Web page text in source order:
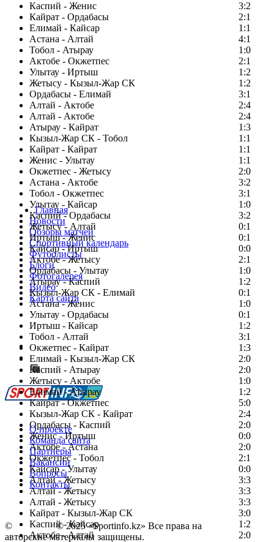
Каспий - Женис
3:2
Кайрат - Ордабасы
2:1
Елимай - Кайсар
1:1
Астана - Алтай
4:1
Тобол - Атырау
1:0
Актобе - Окжетпес
2:1
Улытау - Иртыш
1:2
Жетысу - Кызыл-Жар СК
1:2
Ордабасы - Елимай
3:1
Алтай - Актобе
2:4
Алтай - Актобе
2:4
Атырау - Кайрат
1:3
Кызыл-Жар СК - Тобол
1:1
Кайрат - Кайрат
1:1
Женис - Улытау
1:1
Окжетпес - Жетысу
2:0
Астана - Актобе
3:2
Тобол - Окжетпес
3:1
Улытау - Кайсар
1:0
Каспий - Ордабасы
3:2
Жетысу - Алтай
0:1
Иртыш - Женис
0:1
Кайсар - Иртыш
0:0
Актобе - Жетысу
2:1
Ордабасы - Улытау
1:0
Атырау - Каспий
1:2
Кызыл-Жар СК - Елимай
0:1
Астана - Женис
1:0
Улытау - Ордабасы
0:1
Иртыш - Кайсар
1:2
Тобол - Алтай
3:1
Окжетпес - Кайрат
1:3
Елимай - Кызыл-Жар СК
2:0
Каспий - Атырау
2:0
Жетысу - Актобе
1:0
Елимай - Атырау
1:2
Кайрат - Окжетпес
5:0
Кызыл-Жар СК - Кайрат
2:4
Ордабасы - Каспий
2:0
Женис - Иртыш
0:0
Актобе - Астана
2:0
Окжетпес - Тобол
2:1
Кайсар - Улытау
0:0
Алтай - Жетысу
3:3
Алтай - Жетысу
3:3
Алтай - Жетысу
3:3
Кайрат - Кызыл-Жар СК
3:0
Каспий - Кайсар
1:2
Актобе - Алтай
2:0
Главная
Новости
Обзоры матчей
Спортивный календарь
Футболисты
Блоги
Фотогалерея
Видео
Карта сайта
Есть идея?
Сообщить о мероприятии
Перейти на старый сайт
О проекте
Команда сайта
Партнеры
Вакансии
Вопросы
Контакты
© Copyright© 2025 «Sportinfo.kz» Все права на
авторские материалы защищены.